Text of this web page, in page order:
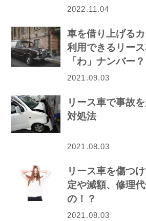
較！
2022.11.04
車を借り上げる
利用できるリー
「わ」ナンバー？
2021.09.03
リース車で事故
対処法
2021.08.03
リース車を傷つ
定や減額、修理
の！？
2021.08.03